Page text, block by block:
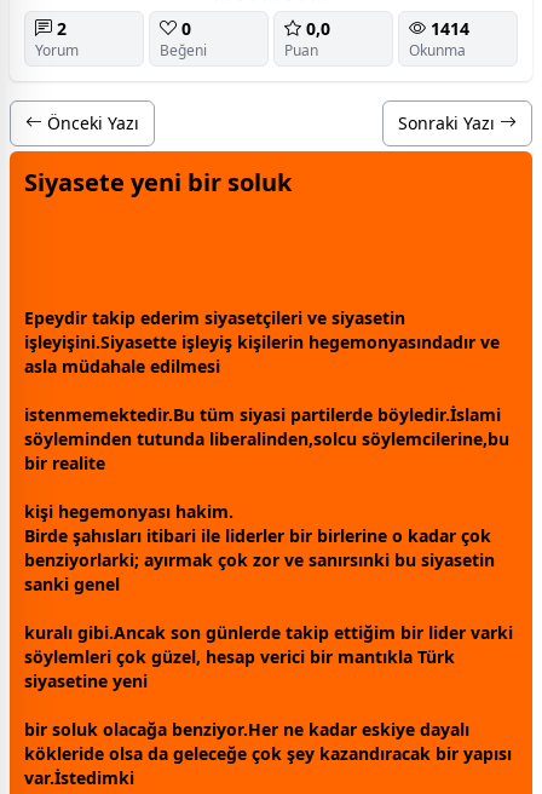
2
Yorum
0
Beğeni
0,0
Puan
1414
Okunma
Önceki Yazı Sonraki Yazı
Siyasete yeni bir soluk
Epeydir takip ederim siyasetçileri ve siyasetin
işleyişini.Siyasette işleyiş kişilerin hegemonyasındadır ve
asla müdahale edilmesi
istenmemektedir.Bu tüm siyasi partilerde böyledir.İslami
söyleminden tutunda liberalinden,solcu söylemcilerine,bu
bir realite
kişi hegemonyası hakim.
Birde şahısları itibari ile liderler bir birlerine o kadar çok
benziyorlarki; ayırmak çok zor ve sanırsınki bu siyasetin
sanki genel
kuralı gibi.Ancak son günlerde takip ettiğim bir lider varki
söylemleri çok güzel, hesap verici bir mantıkla Türk
siyasetine yeni
bir soluk olacağa benziyor.Her ne kadar eskiye dayalı
kökleride olsa da geleceğe çok şey kazandıracak bir yapısı
var.İstedimki